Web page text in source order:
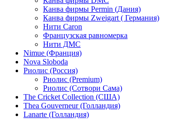
Канва фирмы Permin (Дания)
Канва фирмы Zweigart ( Германия)
Нити Caron
Французская равномерка
Нити ДМС
Nimue (Франция)
Nova Sloboda
Риолис (Россия)
Риолис (Premium)
Риолис (Сотвори Сама)
The Cricket Collection (США)
Thea Gouverneur (Голландия)
Lanarte (Голландия)